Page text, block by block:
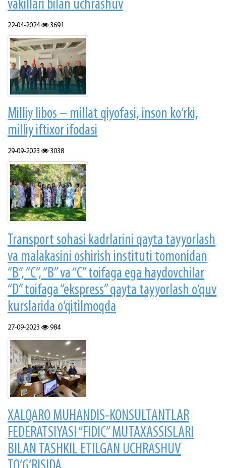
vakillari bilan uchrashuv
22-04-2024 3691
Milliy libos – millat qiyofasi, inson ko‘rki,
milliy iftixor ifodasi
29-09-2023 3038
Transport sohasi kadrlarini qayta tayyorlash
va malakasini oshirish instituti tomonidan
“B”, “C”, “B” va “C” toifaga ega haydovchilar
“D” toifaga “ekspress” qayta tayyorlash o‘quv
kurslarida o‘qitilmoqda
27-09-2023 984
XALQARO MUHANDIS-KONSULTANTLAR
FEDERATSIYASI “FIDIC” MUTAXASSISLARI
BILAN TASHKIL ETILGAN UCHRASHUV